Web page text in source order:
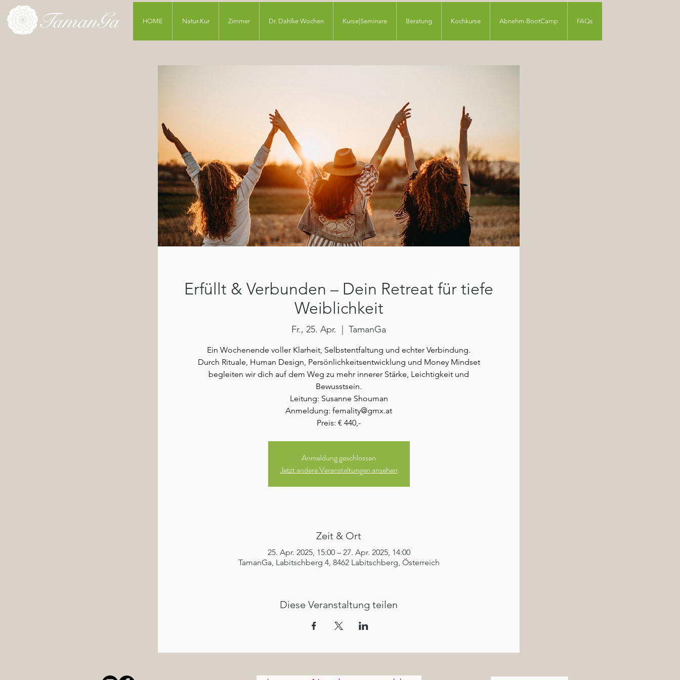
HOME Natur-Kur Zimmer Dr. Dahlke Wochen Kurse|Seminare Beratung Kochkurse Abnehm-BootCamp FAQs
Erfüllt & Verbunden – Dein Retreat für tiefe
Weiblichkeit
Fr., 25. Apr. TamanGa
Ein Wochenende voller Klarheit, Selbstentfaltung und echter Verbindung.
Durch Rituale, Human Design, Persönlichkeitsentwicklung und Money Mindset
begleiten wir dich auf dem Weg zu mehr innerer Stärke, Leichtigkeit und
Bewusstsein.
Leitung: Susanne Shouman
Anmeldung: femality@gmx.at
Preis: € 440,-
Anmeldung geschlossen
Jetzt andere Veranstaltungen ansehen
Zeit & Ort
25. Apr. 2025, 15:00 – 27. Apr. 2025, 14:00
TamanGa, Labitschberg 4, 8462 Labitschberg, Österreich
Diese Veranstaltung teilen